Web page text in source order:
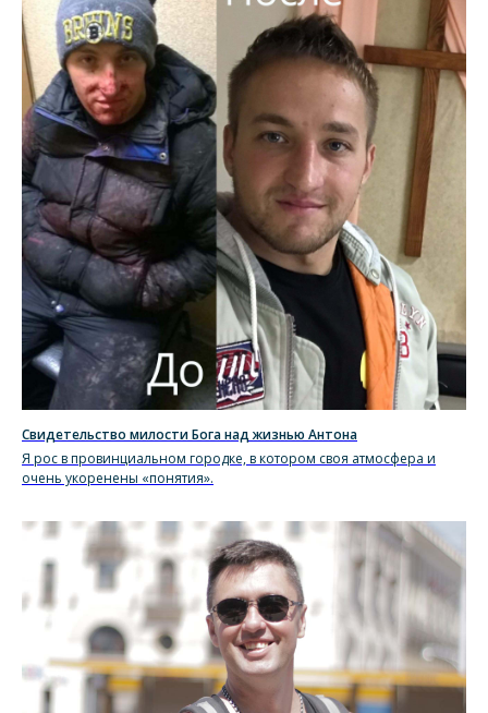
Свидетельство милости Бога над жизнью Антона
Я рос в провинциальном городке, в котором своя атмосфера и
очень укоренены «понятия».